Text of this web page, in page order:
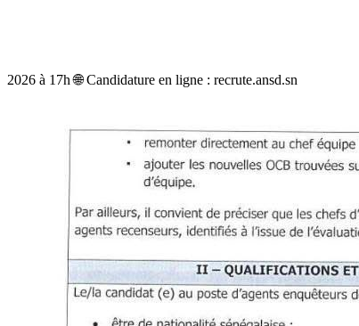
2026 à 17h 🌐 Candidature en ligne : recrute.ansd.sn